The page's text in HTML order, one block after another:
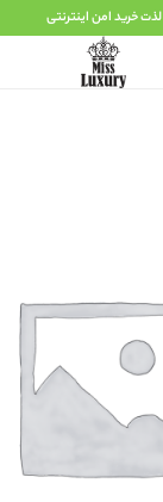
لذت خرید امن اینترنتی